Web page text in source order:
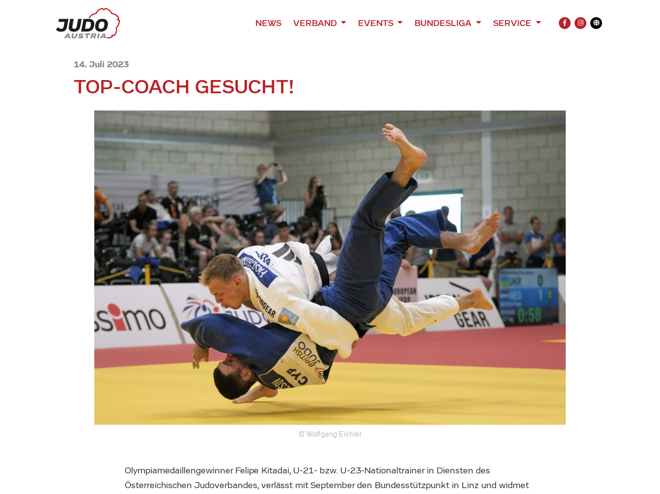
NEWS VERBAND EVENTS BUNDESLIGA SERVICE
FACEBOOK
INSTAGRAM
Übersetzung
14. Juli 2023
TOP-COACH GESUCHT!
© Wolfgang Eichler
Olympiamedaillengewinner Felipe Kitadai, U-21- bzw. U-23-Nationaltrainer in Diensten des
Österreichischen Judoverbandes, verlässt mit September den Bundesstützpunkt in Linz und widmet